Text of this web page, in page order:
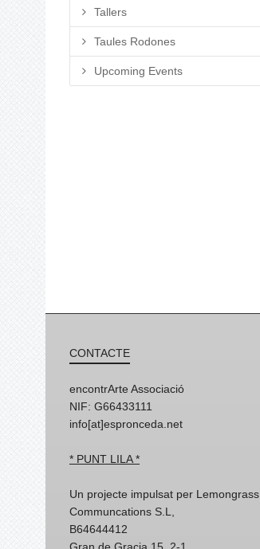
Tallers
Taules Rodones
Upcoming Events
CONTACTE
encontrArte Associació
NIF: G66433111
info[at]espronceda.net
* PUNT LILA *
Un projecte impulsat per Lemongrass
Communcations S.L,
B64644412
Gran de Gracia 15, 2-1